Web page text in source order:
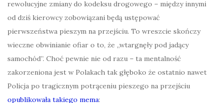
rewolucyjne zmiany do kodeksu drogowego – między innymi
od dziś kierowcy zobowiązani będą ustępować
pierwszeństwa pieszym na przejściu. To wreszcie skończy
wieczne obwinianie ofiar o to, że „wtargnęły pod jadący
samochód”. Choć pewnie nie od razu – ta mentalność
zakorzeniona jest w Polakach tak głęboko że ostatnio nawet
Policja po tragicznym potrąceniu pieszego na przejściu
opublikowała takiego mema: